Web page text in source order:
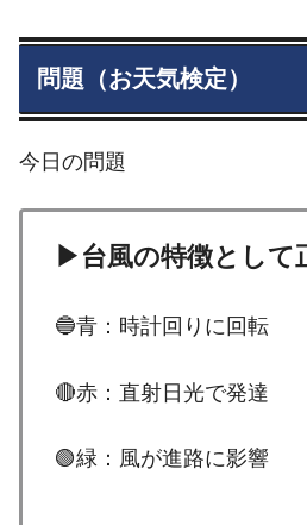
問題（お天気検定）
今日の問題
▶台風の特徴として
🔵青：時計回りに回転
🔴赤：直射日光で発達
🟢緑：風が進路に影響